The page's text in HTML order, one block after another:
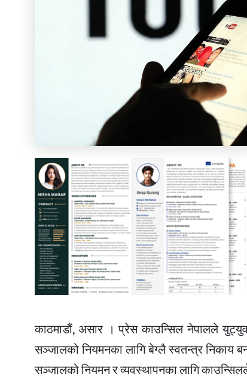
काठमाडौं, असार । प्रेस काउन्सिल नेपालले
सञ्जालको नियमनका लागि बेग्लै स्वतन्त्र निकाय
सञ्जालको नियमन र व्यवस्थापनका लागि